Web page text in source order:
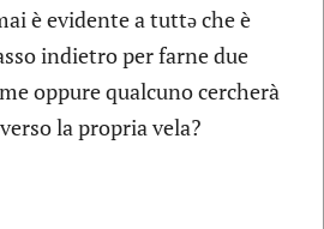
è evidente a tuttə che è
indietro per farne due
oppure qualcuno cercherà
la propria vela?